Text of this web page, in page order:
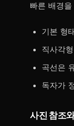
빠른 배경을
기본 형
직사각
곡선은
독자가
사진 참조